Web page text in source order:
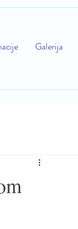
Galerija